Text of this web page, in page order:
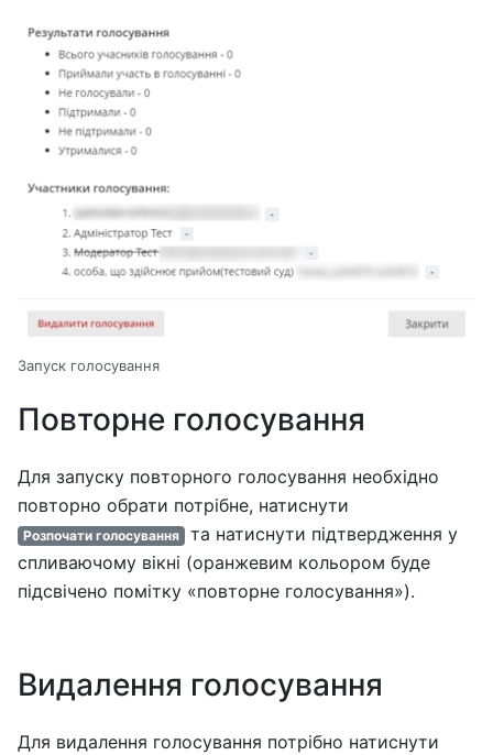
Запуск голосування
Повторне голосування
Для запуску повторного голосування необхідно
повторно обрати потрібне, натиснути
Розпочати голосування та натиснути підтвердження у
спливаючому вікні (оранжевим кольором буде
підсвічено помітку «повторне голосування»).
Видалення голосування
Для видалення голосування потрібно натиснути